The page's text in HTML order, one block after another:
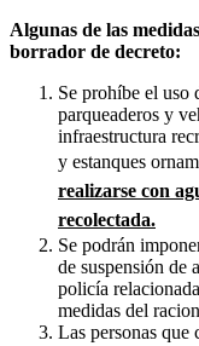
Algunas de las
borrador de decreto:
Se prohíbe el uso
parqueaderos y
infraestructura
y estanques
realizarse con
recolectada.
Se podrán
de suspensión de
policía
medidas del
Las personas que